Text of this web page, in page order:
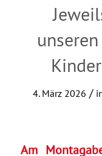
4. März 2026 /
Am